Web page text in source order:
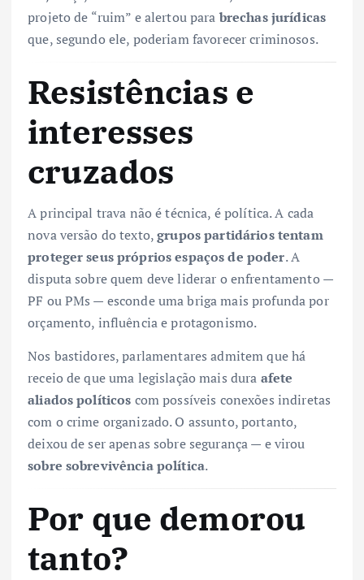
projeto de “ruim” e alertou para brechas jurídicas
que, segundo ele, poderiam favorecer criminosos.
Resistências e
interesses
cruzados
A principal trava não é técnica, é política. A cada
nova versão do texto,grupos partidários tentam
proteger seus próprios espaços de poder. A
disputa sobre quem deve liderar o enfrentamento —
PF ou PMs — esconde uma briga mais profunda por
orçamento, influência e protagonismo.
Nos bastidores, parlamentares admitem que há
receio de que uma legislação mais dura afete
aliados políticos com possíveis conexões indiretas
com o crime organizado. O assunto, portanto,
deixou de ser apenas sobre segurança — e virou
sobre sobrevivência política.
Por que demorou
tanto?